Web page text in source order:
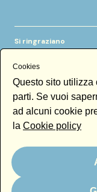
Si ringraziano
Newsletter
Email
Cookies
Questo sito utilizza
parti. Se vuoi
ad alcuni cookie
la Cookie policy